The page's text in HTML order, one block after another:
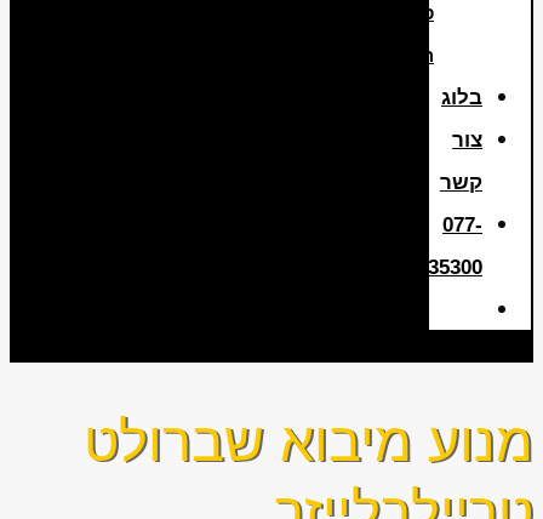
סוללה
היברידית
בלוג
צור
קשר
077-
3635300
מנוע מיבוא שברולט